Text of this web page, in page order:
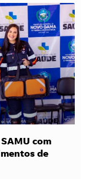
com
de